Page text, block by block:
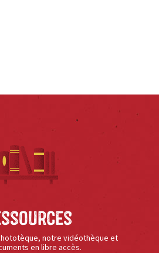
notre vidéothèque et
en libre accès.